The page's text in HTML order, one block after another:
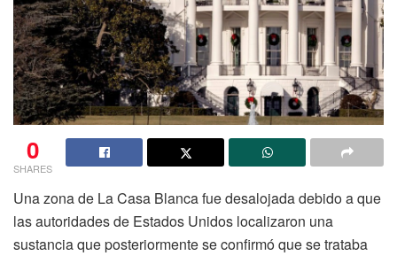
0
SHARES
Una zona de La Casa Blanca fue desalojada debido a que
las autoridades de Estados Unidos localizaron una
sustancia que posteriormente se confirmó que se trataba